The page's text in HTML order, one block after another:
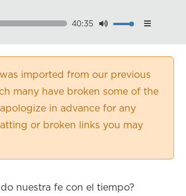
40:35Download
0.75×
1.00×
1.25×
1.75×
imported from our previous
many have broken some of the
in advance for any
or broken links you may
nuestra fe con el tiempo?